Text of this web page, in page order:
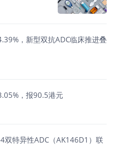
，新型双抗ADC临床推进叠
，报90.5港元
特异性ADC（AK146D1）联